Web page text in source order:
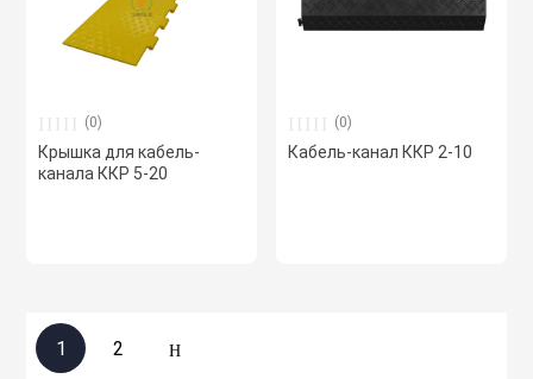
(0)
Крышка для кабель-
канала ККР 5-20
(0)
Кабель-канал ККР 2-10
1 2